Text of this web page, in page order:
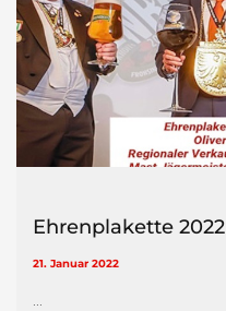
Ehrenplakette 2022
21. Januar 2022
...